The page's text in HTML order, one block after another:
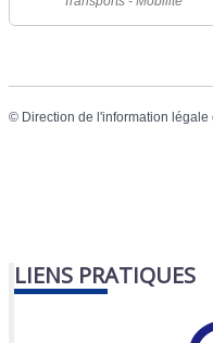
© Direction de l'information légale
LIENS PRATIQUES